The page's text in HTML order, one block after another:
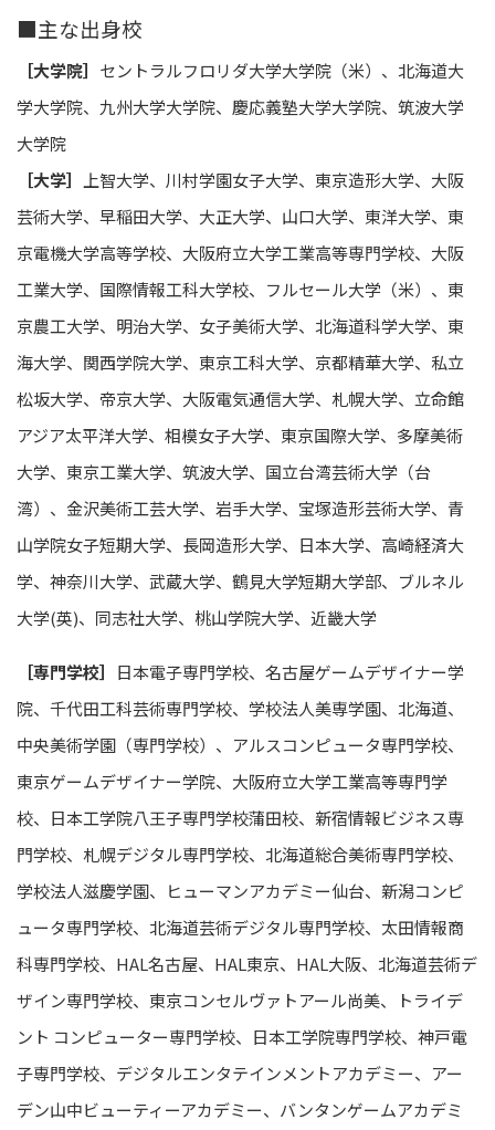
■主な出身校
［大学院］ セントラルフロリダ大学大学院（米）、北海道大
学大学院、九州大学大学院、慶応義塾大学大学院、筑波大学
大学院
［大学］
上智大学、川村学園女子大学、東京造形大学、大阪
芸術大学、早稲田大学、大正大学、山口大学、東洋大学、東
京電機大学高等学校、大阪府立大学工業高等専門学校、大阪
工業大学、国際情報工科大学校、フルセール大学（米）、東
京農工大学、明治大学、女子美術大学、北海道科学大学、東
海大学、関西学院大学、東京工科大学、京都精華大学、私立
松坂大学、帝京大学、大阪電気通信大学、札幌大学、立命館
アジア太平洋大学、相模女子大学、東京国際大学、多摩美術
大学、東京工業大学、筑波大学、国立台湾芸術大学（台
湾）、金沢美術工芸大学、岩手大学、宝塚造形芸術大学、青
山学院女子短期大学、長岡造形大学、日本大学、高崎経済大
学、神奈川大学、武蔵大学、鶴見大学短期大学部、ブルネル
大学(英)、同志社大学、桃山学院大学、近畿大学
［専門学校］ 日本電子専門学校、名古屋ゲームデザイナー学
院、千代田工科芸術専門学校、学校法人美専学園、北海道、
中央美術学園（専門学校）、アルスコンピュータ専門学校、
東京ゲームデザイナー学院、大阪府立大学工業高等専門学
校、日本工学院八王子専門学校蒲田校、新宿情報ビジネス専
門学校、札幌デジタル専門学校、北海道総合美術専門学校、
学校法人滋慶学園、ヒューマンアカデミー仙台、新潟コンピ
ュータ専門学校、北海道芸術デジタル専門学校、太田情報商
科専門学校、HAL名古屋、HAL東京、HAL大阪、北海道芸術デ
ザイン専門学校、東京コンセルヴァトアール尚美、トライデ
ント コンピューター専門学校、日本工学院専門学校、神戸電
子専門学校、デジタルエンタテインメントアカデミー、アー
デン山中ビューティーアカデミー、バンタンゲームアカデミ